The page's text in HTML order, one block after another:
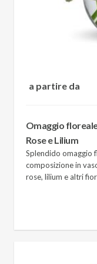
a partire da
Omaggio
Rose e Lilium
Splendido omaggio
composizione in
rose, lilium e altri